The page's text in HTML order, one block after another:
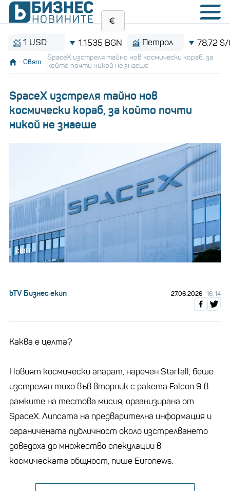
USD 1.1535 BGN Петрол 78.72 $/барел
Свят
SpaceX изстреля тайно нов космически кораб, за
който почти никой не знаеше
SpaceX изстреля тайно нов
космически кораб, за който почти
никой не знаеше
СВЯТ
bTV Бизнес екип 27.06.2026 16:14
Каква е целта?
Новият космически апарат, наречен Starfall, беше
изстрелян тихо във вторник с ракета Falcon 9 в
рамките на тестова мисия, организирана от
SpaceX. Липсата на предварителна информация и
ограничената публичност около изстрелването
доведоха до множество спекулации в
космическата общност, пише Euronews.